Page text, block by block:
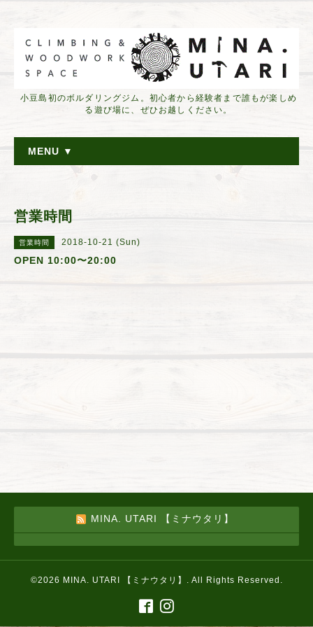
小豆島初のボルダリングジム。初心者から経験者まで誰もが楽しめ
る遊び場に、ぜひお越しください。
MENU ▼
営業時間
営業時間 2018-10-21 (Sun)
OPEN 10:00〜20:00
MINA. UTARI 【ミナウタリ】
©2026 MINA. UTARI 【ミナウタリ】 . All Rights Reserved.